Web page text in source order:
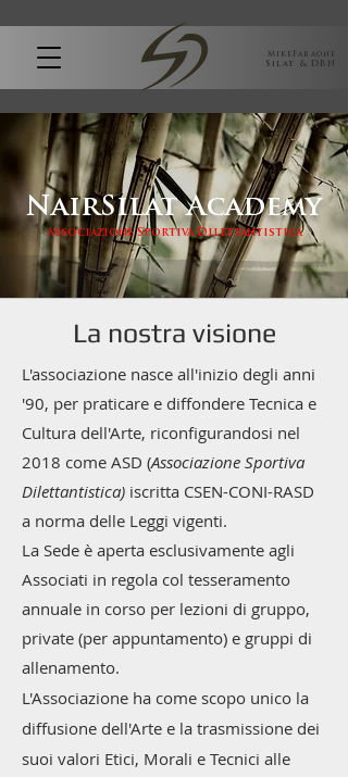
MikeFaraone
Silat & DBN
NairSilat Academy
Associazione Sportiva Dilettantistica
La nostra visione
L'associazione nasce all'inizio degli anni
'90, per praticare e diffondere Tecnica e
Cultura dell'Arte, riconfigurandosi nel
2018 come ASD (Associazione Sportiva
Dilettantistica) iscritta CSEN-CONI-RASD
a norma delle Leggi vigenti.
La Sede è aperta esclusivamente agli
Associati in regola col tesseramento
annuale in corso per lezioni di gruppo,
private (per appuntamento) e gruppi di
allenamento.
L'Associazione ha come scopo unico la
diffusione dell'Arte e la trasmissione dei
suoi valori Etici, Morali e Tecnici alle